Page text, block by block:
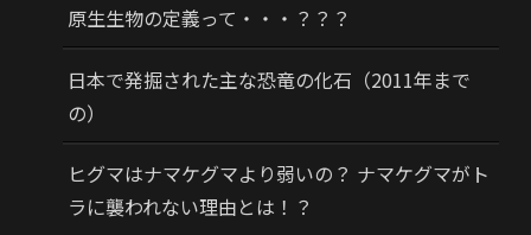
原生生物の定義って・・・？？？
日本で発掘された主な恐竜の化石（2011年まで
の）
ヒグマはナマケグマより弱いの？ ナマケグマがト
ラに襲われない理由とは！？